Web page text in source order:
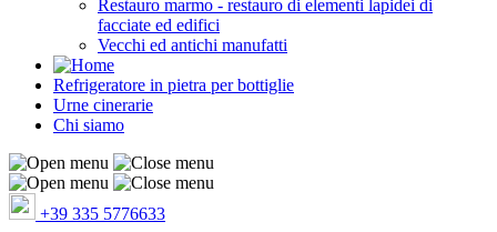
Restauro marmo - restauro di elementi lapidei di
facciate ed edifici
Vecchi ed antichi manufatti
Refrigeratore in pietra per bottiglie
Urne cinerarie
Chi siamo
+39 335 5776633